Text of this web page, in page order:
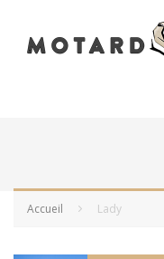
Accueil Lady